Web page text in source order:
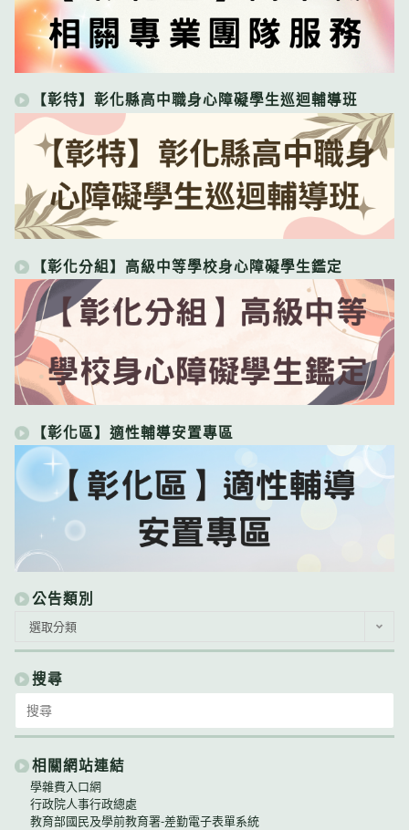
【彰特】彰化縣高中職身心障礙學生巡迴輔導班
【彰化分組】高級中等學校身心障礙學生鑑定
【彰化區】適性輔導安置專區
公告類別
類
別
選取分類
搜尋
for:
相關網站連結
學雜費入口網
行政院人事行政總處
教育部國民及學前教育署-差勤電子表單系統